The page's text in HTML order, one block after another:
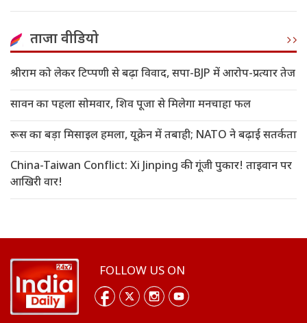
ताजा वीडियो
श्रीराम को लेकर टिप्पणी से बढ़ा विवाद, सपा-BJP में आरोप-प्रत्यार तेज
सावन का पहला सोमवार, शिव पूजा से मिलेगा मनचाहा फल
रूस का बड़ा मिसाइल हमला, यूक्रेन में तबाही; NATO ने बढ़ाई सतर्कता
China-Taiwan Conflict: Xi Jinping की गूंजी पुकार! ताइवान पर
आखिरी वार!
FOLLOW US ON